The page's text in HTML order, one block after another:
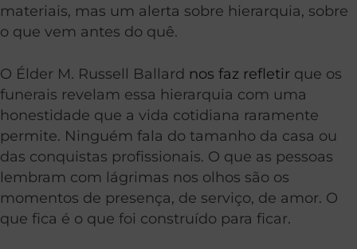
materiais, mas um alerta sobre hierarquia, sobre
o que vem antes do quê.
O Élder M. Russell Ballard nos faz refletir que os
funerais revelam essa hierarquia com uma
honestidade que a vida cotidiana raramente
permite. Ninguém fala do tamanho da casa ou
das conquistas profissionais. O que as pessoas
lembram com lágrimas nos olhos são os
momentos de presença, de serviço, de amor. O
que fica é o que foi construído para ficar.